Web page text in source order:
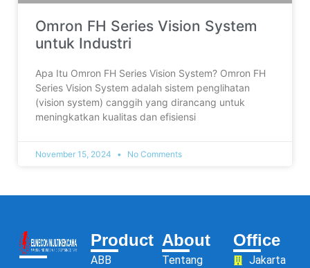
Omron FH Series Vision System
untuk Industri
Apa Itu Omron FH Series Vision System? Omron FH
Series Vision System adalah sistem penglihatan
(vision system) canggih yang dirancang untuk
meningkatkan kualitas dan efisiensi
November 15, 2024 No Comments
Product
ABB
About
Tentang
Office
Jakarta